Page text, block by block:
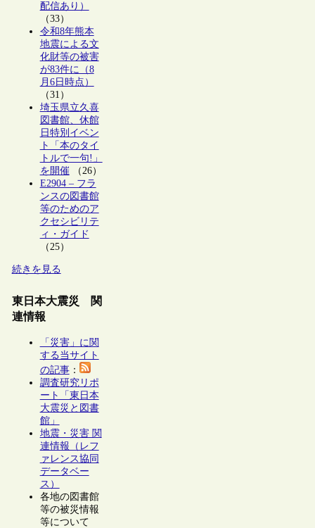
配信あり）
（33）
令和8年熊本
地震による文
化財等の被害
が83件に（8
月6日時点）
（31）
埼玉県立久喜
図書館、休館
日特別イベン
ト「本のタイ
トルで一句!」
を開催（26）
E2904 – フラ
ンスの図書館
等のためのア
クセシビリテ
ィ・ガイド
（25）
続きを見る
東日本大震災 関
連情報
「災害」に関
する当サイト
の記事：
調査研究リポ
ート「東日本
大震災と図書
館」
地震・災害 関
連情報（レフ
ァレンス協同
データベー
ス）
各地の図書館
等の被災情報
等について